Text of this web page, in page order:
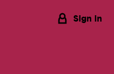
Sign in